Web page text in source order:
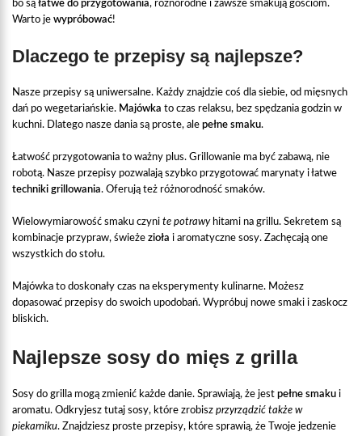
bo są łatwe do przygotowania, różnorodne i zawsze smakują gościom.
Warto je wypróbować!
Dlaczego te przepisy są najlepsze?
Nasze przepisy są uniwersalne. Każdy znajdzie coś dla siebie, od mięsnych
dań po wegetariańskie. Majówka to czas relaksu, bez spędzania godzin w
kuchni. Dlatego nasze dania są proste, ale pełne smaku.
Łatwość przygotowania to ważny plus. Grillowanie ma być zabawą, nie
robotą. Nasze przepisy pozwalają szybko przygotować marynaty i łatwe
techniki grillowania. Oferują też różnorodność smaków.
Wielowymiarowość smaku czyni te potrawyhitami na grillu. Sekretem są
kombinacje przypraw, świeże zioła i aromatyczne sosy. Zachęcają one
wszystkich do stołu.
Majówka to doskonały czas na eksperymenty kulinarne. Możesz
dopasować przepisy do swoich upodobań. Wypróbuj nowe smaki i zaskocz
bliskich.
Najlepsze sosy do mięs z grilla
Sosy do grilla mogą zmienić każde danie. Sprawiają, że jest pełne smaku i
aromatu. Odkryjesz tutaj sosy, które zrobisz przyrządzić także w
piekarniku. Znajdziesz proste przepisy, które sprawią, że Twoje jedzenie